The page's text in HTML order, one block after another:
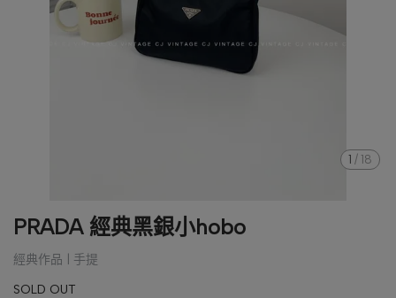
1 / 18
PRADA 經典黑銀小hobo
經典作品 | 手提
SOLD OUT